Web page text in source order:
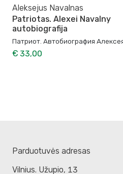
Aleksejus Navalnas
Patriotas. Alexei Navalny
autobiografija
Патриот. Автобиография
€ 33,00
Parduotuvės adresas
Vilnius. Užupio, 13